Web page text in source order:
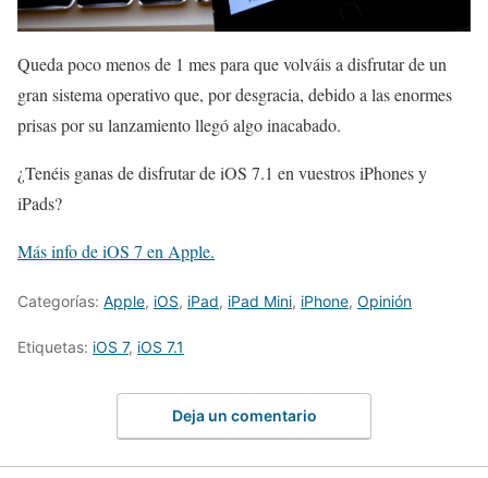
Queda poco menos de 1 mes para que volváis a disfrutar de un
gran sistema operativo que, por desgracia, debido a las enormes
prisas por su lanzamiento llegó algo inacabado.
¿Tenéis ganas de disfrutar de iOS 7.1 en vuestros iPhones y
iPads?
Más info de iOS 7 en Apple.
Categorías: Apple, iOS, iPad, iPad Mini, iPhone, Opinión
Etiquetas: iOS 7, iOS 7.1
Deja un comentario